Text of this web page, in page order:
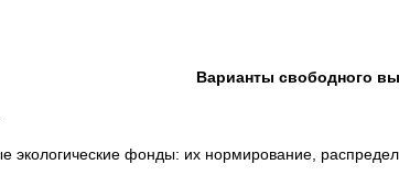
Варианты свободного
экологические фонды: их нормирование,